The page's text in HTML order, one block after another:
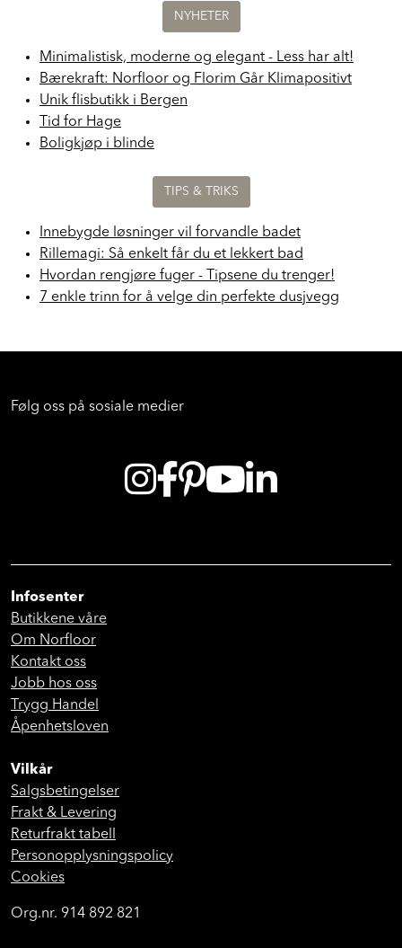
NYHETER
Minimalistisk, moderne og elegant - Less har alt!
Bærekraft: Norfloor og Florim Går Klimapositivt
Unik flisbutikk i Bergen
Tid for Hage
Boligkjøp i blinde
TIPS & TRIKS
Innebygde løsninger vil forvandle badet
Rillemagi: Så enkelt får du et lekkert bad
Hvordan rengjøre fuger - Tipsene du trenger!
7 enkle trinn for å velge din perfekte dusjvegg
Følg oss på sosiale medier
Infosenter
Butikkene våre
Om Norfloor
Kontakt oss
Jobb hos oss
Trygg Handel
Åpenhetsloven
Vilkår
Salgsbetingelser
Frakt & Levering
Returfrakt tabell
Personopplysningspolicy
Cookies
Org.nr. 914 892 821